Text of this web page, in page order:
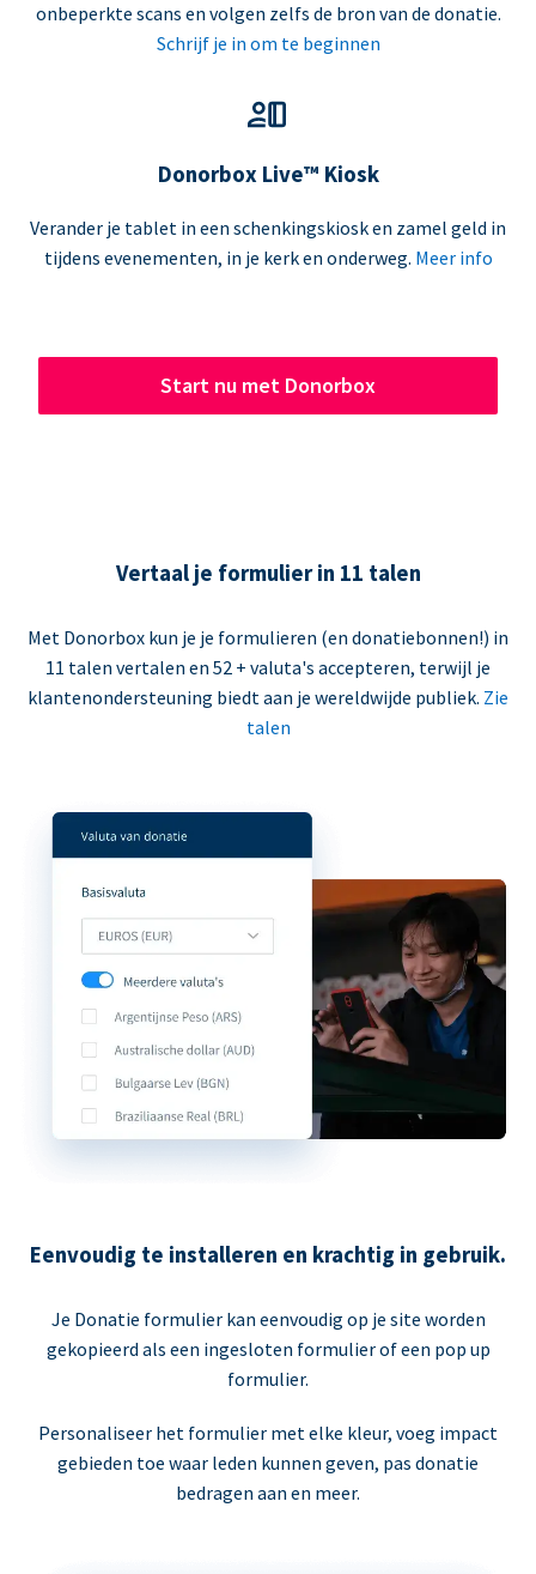
onbeperkte scans en volgen zelfs de bron van de donatie.
Schrijf je in om te beginnen
Donorbox Live™ Kiosk
Verander je tablet in een schenkingskiosk en zamel geld in
tijdens evenementen, in je kerk en onderweg. Meer info
Start nu met Donorbox
Vertaal je formulier in 11 talen
Met Donorbox kun je je formulieren (en donatiebonnen!) in
11 talen vertalen en 52 + valuta's accepteren, terwijl je
klantenondersteuning biedt aan je wereldwijde publiek. Zie
talen
Eenvoudig te installeren en krachtig in gebruik.
Je Donatie formulier kan eenvoudig op je site worden
gekopieerd als een ingesloten formulier of een pop up
formulier.
Personaliseer het formulier met elke kleur, voeg impact
gebieden toe waar leden kunnen geven, pas donatie
bedragen aan en meer.